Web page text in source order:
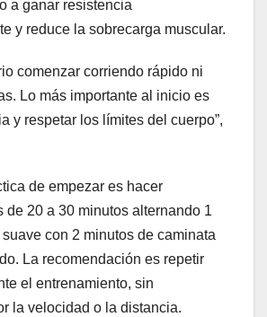
a ganar resistencia
y reduce la sobrecarga muscular.
comenzar corriendo rápido ni
Lo más importante al inicio es
y respetar los límites del cuerpo”,
de empezar es hacer
de 20 a 30 minutos alternando 1
con 2 minutos de caminata
La recomendación es repetir
el entrenamiento, sin
la velocidad o la distancia.